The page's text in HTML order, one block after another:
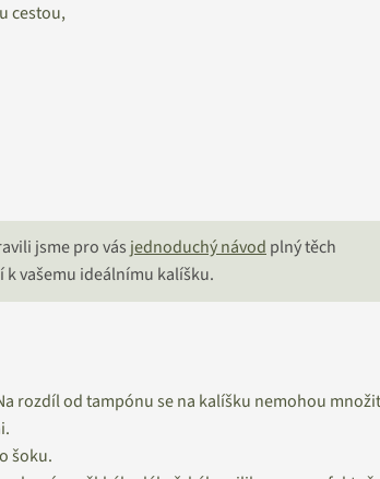
cestou,
jsme pro vás jednoduchý návod plný těch
vašemu ideálnímu kalíšku.
rozdíl od tampónu se na kalíšku nemohou množit
šoku.